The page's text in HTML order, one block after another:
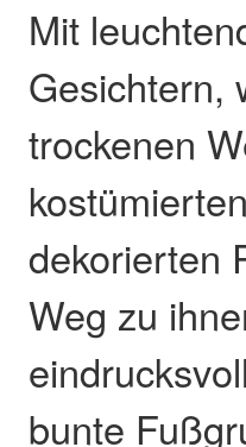
Mit
Gesichtern,
trockenen
dekorierten
Weg zu
bunte